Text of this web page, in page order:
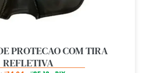
PROTECAO COM TIRA
REFLETIVA